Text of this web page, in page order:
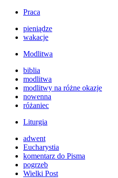
Praca
pieniądze
wakacje
Modlitwa
biblia
modlitwa
modlitwy na różne okazje
nowenna
różaniec
Liturgia
adwent
Eucharystia
komentarz do Pisma
pogrzeb
Wielki Post